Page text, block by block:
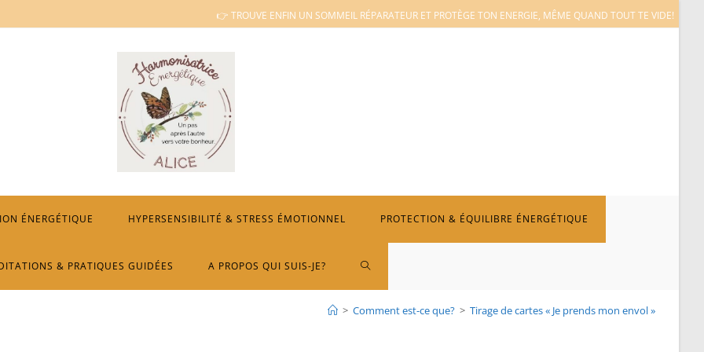
👉 TROUVE ENFIN UN SOMMEIL RÉPARATEUR ET PROTÈGE TON ENERGIE, MÊME QUAND TOUT TE VIDE!
ÉNERGÉTIQUE HYPERSENSIBILITÉ & STRESS ÉMOTIONNEL PROTECTION & ÉQUILIBRE ÉNERGÉTIQUE
& PRATIQUES GUIDÉES A PROPOS QUI SUIS-JE? TOGGLE
WEBSITE
> Comment est-ce que? > Tirage de cartes « Je prends mon envol »